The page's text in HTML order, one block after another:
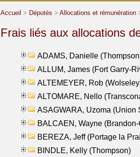
Accueil > Députés > Allocations et rémunération
Frais liés aux allocations
ADAMS, Danielle
ALLUM, James (Fort Garry-
ALTEMEYER, Rob
ALTOMARE, Nello
ASAGWARA, Uzoma (Union
BALCAEN, Wayne
BEREZA, Jeff (Portage la
BINDLE, Kelly (Thompson)